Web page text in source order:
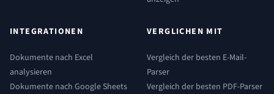
INTEGRATIONEN
Dokumente nach Excel
analysieren
Dokumente nach Google Sheets
VERGLICHEN MIT
Vergleich der besten E-Mail-
Parser
Vergleich der besten PDF-Parser